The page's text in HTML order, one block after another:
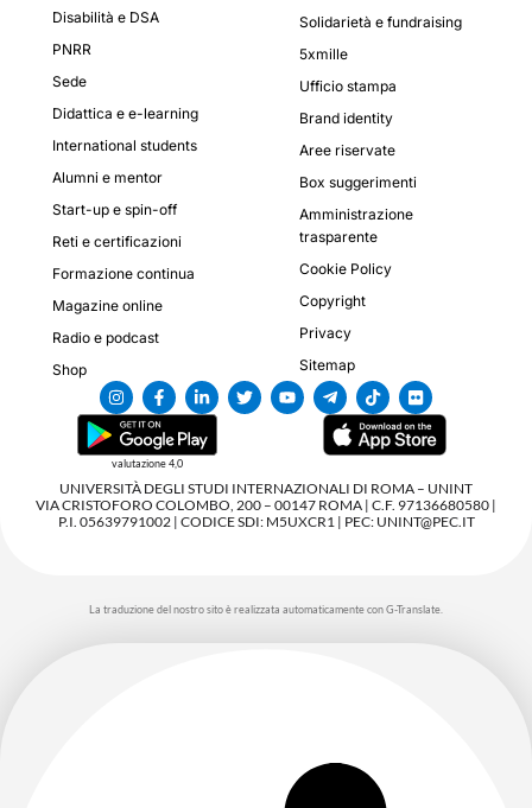
Disabilità e DSA
PNRR
Sede
Didattica e e-learning
International students
Alumni e mentor
Start-up e spin-off
Reti e certificazioni
Formazione continua
Magazine online
Radio e podcast
Shop
Solidarietà e fundraising
5xmille
Ufficio stampa
Brand identity
Aree riservate
Box suggerimenti
Amministrazione
trasparente
Cookie Policy
Copyright
Privacy
Sitemap
valutazione 4,0
UNIVERSITÀ DEGLI STUDI INTERNAZIONALI DI ROMA – UNINT
VIA CRISTOFORO COLOMBO, 200 – 00147 ROMA | C.F. 97136680580 |
P.I. 05639791002 | CODICE SDI: M5UXCR1 | PEC: UNINT@PEC.IT
La traduzione del nostro sito è realizzata automaticamente con G-Translate.